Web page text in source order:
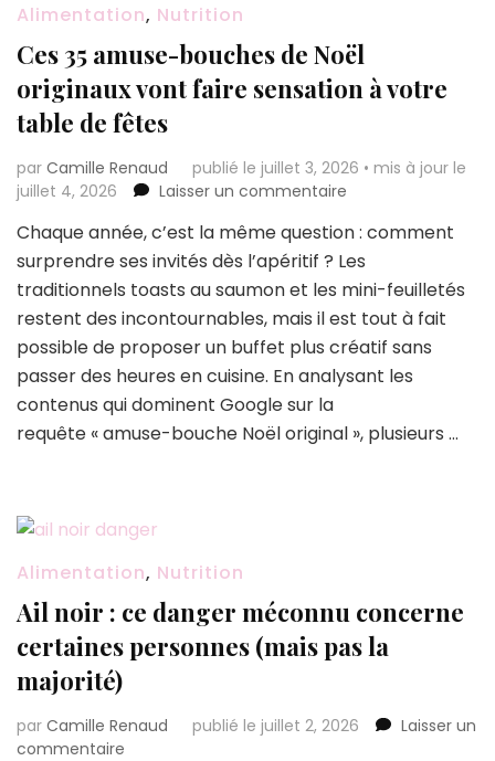
lendemain
Alimentation, Nutrition
Ces 35 amuse-bouches de Noël
originaux vont faire sensation à votre
table de fêtes
par Camille Renaud publié le juillet 3, 2026 • mis à jour le
juillet 4, 2026
Laisser un commentaire
35
amuse-
bouches
Noël
originaux
vont
sensation
à
Chaque année, c’est la même question : comment
surprendre ses invités dès l’apéritif ? Les
traditionnels toasts au saumon et les mini-feuilletés
restent des incontournables, mais il est tout à fait
possible de proposer un buffet plus créatif sans
passer des heures en cuisine. En analysant les
contenus qui dominent Google sur la
requête « amuse-bouche Noël original », plusieurs …
Alimentation, Nutrition
Ail noir : ce danger méconnu concerne
certaines personnes (mais pas la
majorité)
par Camille Renaud publié le juillet 2, 2026
Laisser un
commentaire